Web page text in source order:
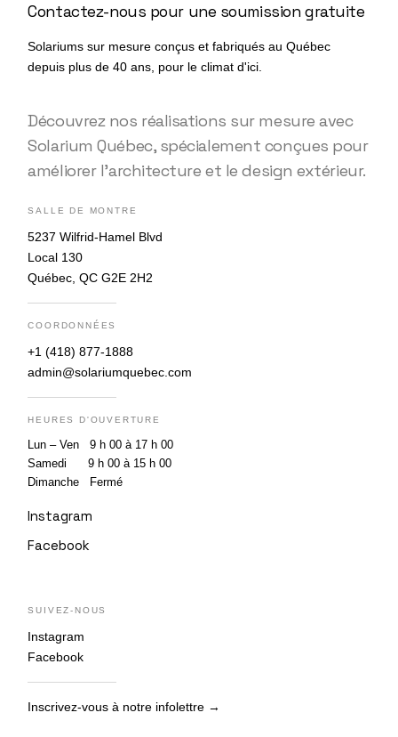
Contactez-nous pour une soumission gratuite
Solariums sur mesure conçus et fabriqués au Québec
depuis plus de 40 ans, pour le climat d'ici.
Découvrez nos réalisations sur mesure avec
Solarium Québec, spécialement conçues pour
améliorer l’architecture et le design extérieur.
SALLE DE MONTRE
5237 Wilfrid-Hamel Blvd
Local 130
Québec, QC G2E 2H2
COORDONNÉES
+1 (418) 877-1888
admin@solariumquebec.com
HEURES D'OUVERTURE
Lun – Ven 9 h 00 à 17 h 00
Samedi 9 h 00 à 15 h 00
Dimanche Fermé
Instagram
Facebook
SUIVEZ-NOUS
Instagram
Facebook
Inscrivez-vous à notre infolettre →